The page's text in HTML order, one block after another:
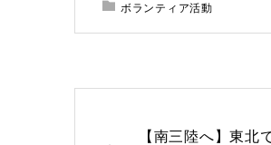
ボランティア活動
【南三陸へ】東北